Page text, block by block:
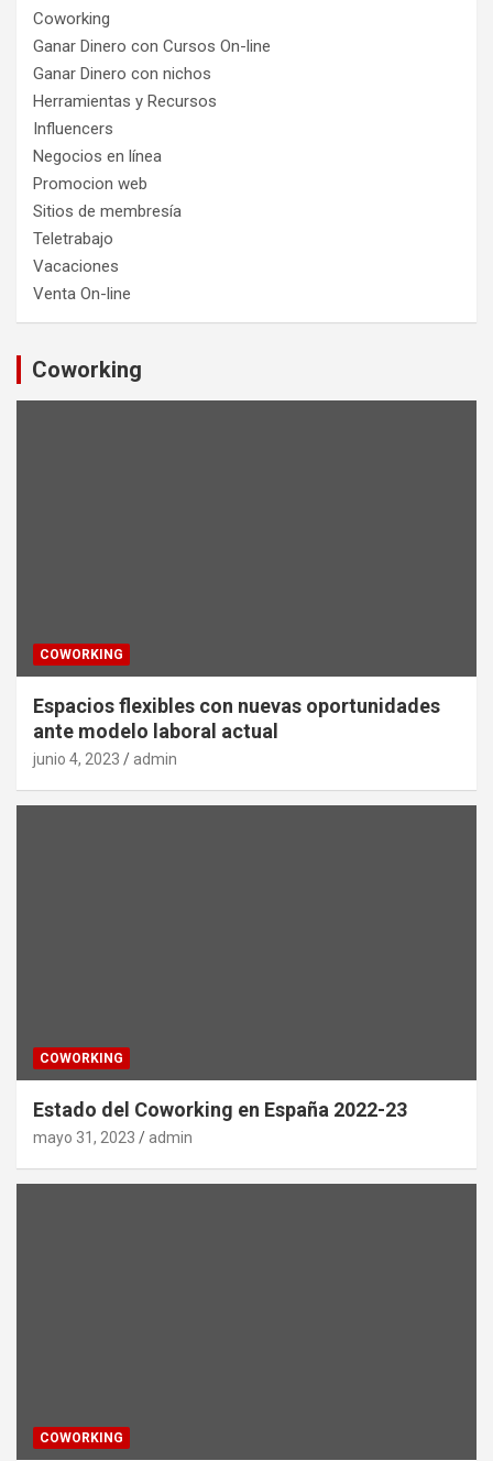
Coworking
Ganar Dinero con Cursos On-line
Ganar Dinero con nichos
Herramientas y Recursos
Influencers
Negocios en línea
Promocion web
Sitios de membresía
Teletrabajo
Vacaciones
Venta On-line
Coworking
COWORKING
Espacios flexibles con nuevas oportunidades
ante modelo laboral actual
junio 4, 2023 admin
COWORKING
Estado del Coworking en España 2022-23
mayo 31, 2023 admin
COWORKING